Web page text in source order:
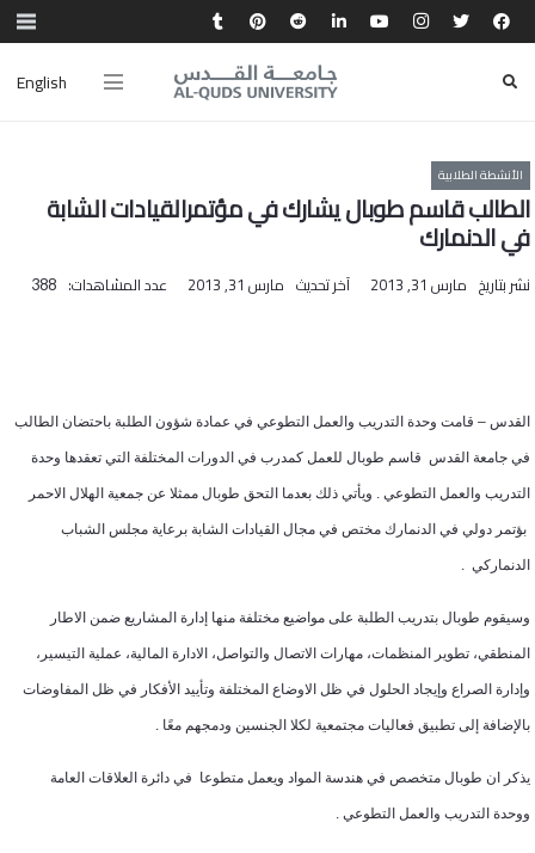
English
الأنشطة الطلابية
الطالب قاسم طوبال يشارك في مؤتمرالقيادات الشابة
في الدنمارك
نشر بتاريخ مارس 31, 2013 آخر تحديث مارس 31, 2013 عدد المشاهدات: 388
القدس – قامت وحدة التدريب والعمل التطوعي في عمادة شؤون الطلبة باحتضان الطالب
في جامعة القدس قاسم طوبال للعمل كمدرب في الدورات المختلفة التي تعقدها وحدة
التدريب والعمل التطوعي . ويأتي ذلك بعدما التحق طوبال ممثلا عن جمعية الهلال الاحمر
بؤتمر دولي في الدنمارك مختص في مجال القيادات الشابة برعاية مجلس الشباب
الدنماركي .
وسيقوم طوبال بتدريب الطلبة على مواضيع مختلفة منها إدارة المشاريع ضمن الاطار
المنطقي، تطوير المنظمات، مهارات الاتصال والتواصل، الادارة المالية، عملية التيسير،
وإدارة الصراع وإيجاد الحلول في ظل الاوضاع المختلفة وتأييد الأفكار في ظل المفاوضات
بالإضافة إلى تطبيق فعاليات مجتمعية لكلا الجنسين ودمجهم معًا .
يذكر ان طوبال متخصص في هندسة المواد ويعمل متطوعا في دائرة العلاقات العامة
ووحدة التدريب والعمل التطوعي .